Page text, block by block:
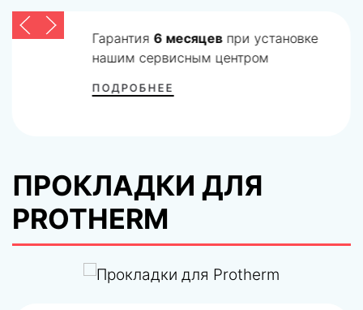
Гарантия 6 месяцевпри установке
нашим сервисным центром
ПОДРОБНЕЕ
ПРОКЛАДКИ ДЛЯ
PROTHERM